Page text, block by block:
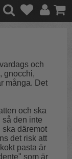
och
gnocchi,
många. Det
och ska
så den inte
däremot
det risk att
pasta är
som är